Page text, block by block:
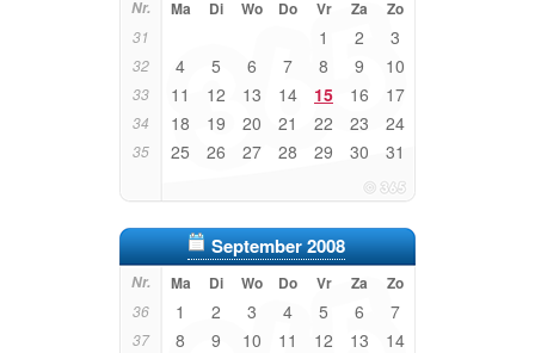
Nr. Ma Di Wo Do Vr Za Zo
31 1 2 3
32 4 5 6 7 8 9 10
33 11 12 13 14 15 16 17
34 18 19 20 21 22 23 24
35 25 26 27 28 29 30 31
September 2008
Nr. Ma Di Wo Do Vr Za Zo
36 1 2 3 4 5 6 7
37 8 9 10 11 12 13 14